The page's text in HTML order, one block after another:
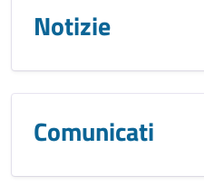
Notizie
Comunicati